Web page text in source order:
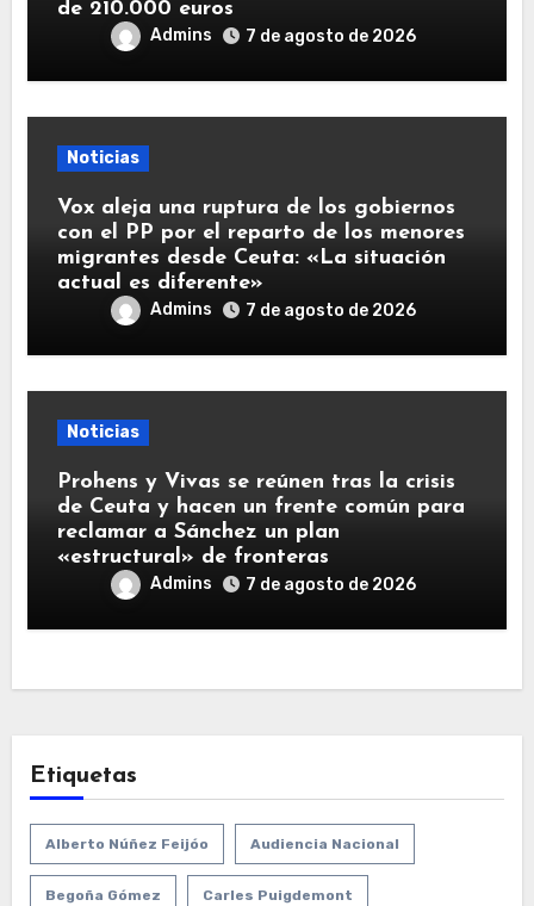
de 210.000 euros
Admins 7 de agosto de 2026
Noticias
Vox aleja una ruptura de los gobiernos
con el PP por el reparto de los menores
migrantes desde Ceuta: «La situación
actual es diferente»
Admins 7 de agosto de 2026
Noticias
Prohens y Vivas se reúnen tras la crisis
de Ceuta y hacen un frente común para
reclamar a Sánchez un plan
«estructural» de fronteras
Admins 7 de agosto de 2026
Etiquetas
Alberto Núñez Feijóo Audiencia Nacional
Begoña Gómez Carles Puigdemont